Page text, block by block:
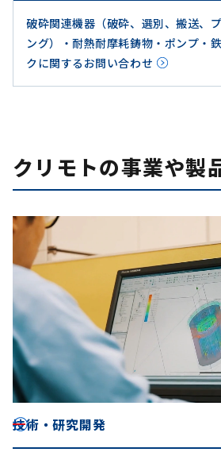
破砕関連機器（破砕、選別、搬送、
ング）・耐熱耐摩耗鋳物・ポンプ・
クに関するお問い合わせ
クリモトの事業や製
技術・研究開発